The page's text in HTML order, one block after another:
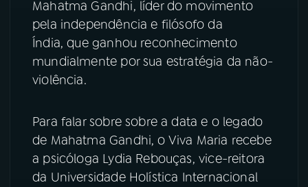
YouTube Facebook
Instagram X
Mahatma Gandhi, líder do movimento
pela independência e filósofo da
Índia, que ganhou reconhecimento
mundialmente por sua estratégia da não-
violência.
Para falar sobre sobre a data e o legado
de Mahatma Gandhi, o Viva Maria recebe
a psicóloga Lydia Rebouças, vice-reitora
da Universidade Holística Internacional